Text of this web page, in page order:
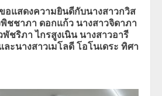
อแสดงความยินดีกับนางสาวกวิส
ชชาภา ดอกแก้ว นางสาวจิดาภา
ชริภา ไกรสูงเนิน นางสาวอารี
ะนางสาวเมโลดี โอโนเดระ ทิศา